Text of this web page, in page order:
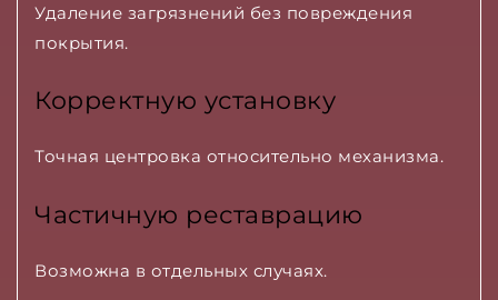
Удаление загрязнений без повреждения
покрытия.
Корректную установку
Точная центровка относительно механизма.
Частичную реставрацию
Возможна в отдельных случаях.